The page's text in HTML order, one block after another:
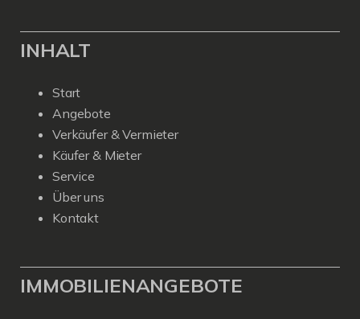
INHALT
Start
Angebote
Verkäufer & Vermieter
Käufer & Mieter
Service
Über uns
Kontakt
IMMOBILIENANGEBOTE